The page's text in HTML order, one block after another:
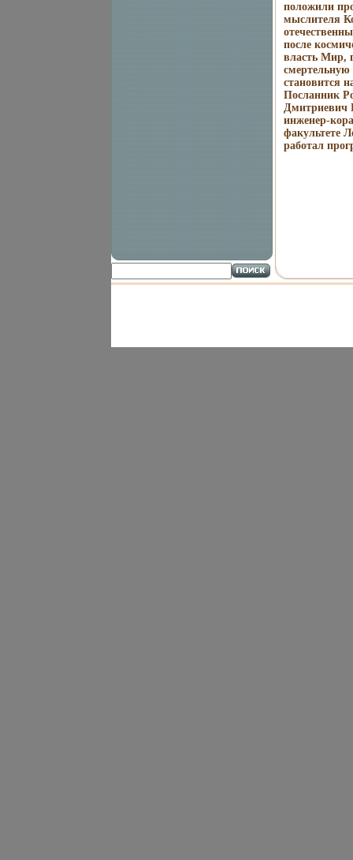
положили
мыслителя
после
власть Мир,
смертельную
становится
Посланник
Дмитриевич
инженер-
факультете
работал